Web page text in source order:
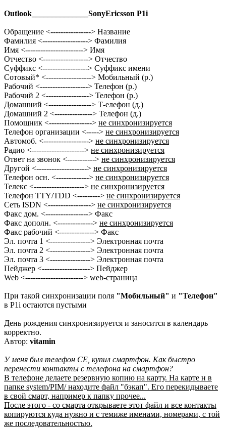
Outlook______________SonyEricsson P1i
Обращение <----------------> Название
Фамилия <------------------> Фамилия
Имя <-----------------------> Имя
Отчество <------------------> Отчество
Суффикс <------------------> Суффикс имени
Сотовый* <------------------> Мобильный (р.)
Рабочий <-------------------> Телефон (р.)
Рабочий 2 <-----------------> Телефон (р.)
Домашний <-----------------> Т-елефон (д.)
Домашний 2 <---------------> Телефон (д.)
Помощник <-----------------> не синхронизируется
Телефон организации <-----> не синхронизируется
Автомоб. <------------------> не синхронизируется
Радио <---------------------> не синхронизируется
Ответ на звонок <-----------> не синхронизируется
Другой <--------------------> не синхронизируется
Телефон осн. <-------------> не синхронизируется
Телекс <--------------------> не синхронизируется
Телефон TTY/TDD <---------> не синхронизируется
Сеть ISDN <-----------------> не синхронизируется
Факс дом. <-----------------> Факс
Факс дополн. <--------------> не синхронизируется
Факс рабочий <--------------> Факс
Эл. почта 1 <----------------> Электронная почта
Эл. почта 2 <----------------> Электронная почта
Эл. почта 3 <----------------> Электронная почта
Пейджер <-------------------> Пейджер
Web <-----------------------> web-страница
При такой синхронизации поля "Мобильный" и "Телефон"
в P1i остаются пустыми
День рождения синхронизируется и заносится в календарь
корректно.
Автор: vitamin
У меня был телефон СЕ, купил смартфон. Как быстро
перенести контакты с телефона на смартфон?
В телефоне делаете резервную копию на карту. На карте н в
папке system/PIM/ находите файл "бэкап". Его перекидываете
в свой смарт, например к папку прочее...
После этого - со смарта открываете этот файл и все контакты
копируются куда нужно и с темиже именами, номерами, с той
же последовательностью.